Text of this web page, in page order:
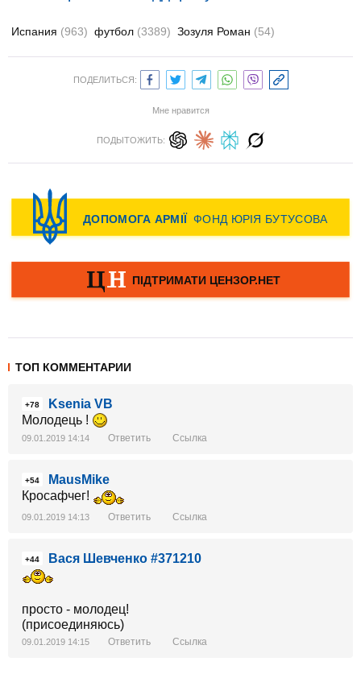
Испания (963) футбол (3389) Зозуля Роман (54)
ПОДЕЛИТЬСЯ:
Мне нравится
ПОДЫТОЖИТЬ:
ТОП КОММЕНТАРИИ
+78
Ksenia VB
Молодець !
09.01.2019 14:14 Ответить Ссылка
+54
MausMike
Кросафчег!
09.01.2019 14:13 Ответить Ссылка
+44 Вася Шевченко #371210
просто - молодец!
(присоединяюсь)
09.01.2019 14:15 Ответить Ссылка